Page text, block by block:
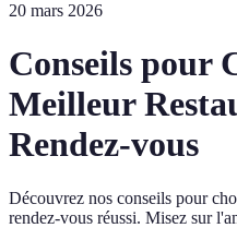
20 mars 2026
Conseils pour
Meilleur
Rendez-vous
Découvrez nos conseils pour
rendez-vous réussi. Misez sur